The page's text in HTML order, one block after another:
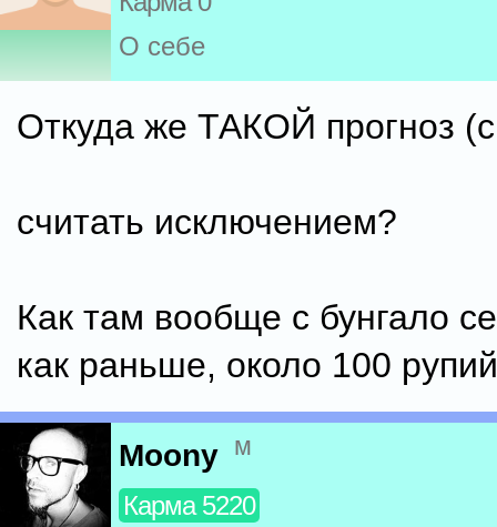
О себе
Откуда же ТАКОЙ прогноз
считать исключением?
Как там вообще с бунгало
как раньше, около 100
Moony м
Карма 5220